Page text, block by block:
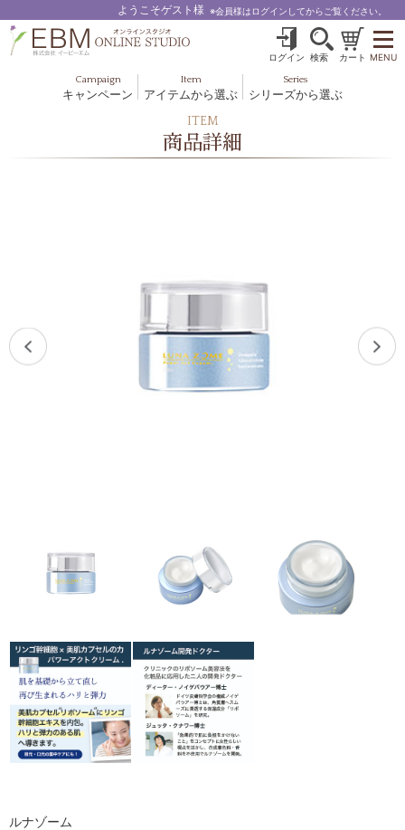
ようこそゲスト様 ※会員様はログインしてからご覧ください。
ログイン 検索 カート
Campaign
キャンペーン
Item
アイテムから選ぶ
健美食品
Series
シリーズから選ぶ
ブルームオーラ.
アクアイーズ
マザーズエンブレイス
SAVC
ミライワ
E.E
ヘアラスター
マーヴェラティ
太古の記憶
MENU
ITEM
商品詳細
ルナゾーム